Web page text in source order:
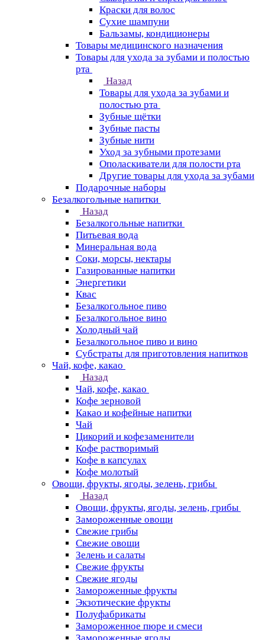
Краски для волос
Сухие шампуни
Бальзамы, кондиционеры
Товары медицинского назначения
Товары для ухода за зубами и полостью
рта
Назад
Товары для ухода за зубами и
полостью рта
Зубные щётки
Зубные пасты
Зубные нити
Уход за зубными протезами
Ополаскиватели для полости рта
Другие товары для ухода за зубами
Подарочные наборы
Безалкогольные напитки
Назад
Безалкогольные напитки
Питьевая вода
Минеральная вода
Соки, морсы, нектары
Газированные напитки
Энергетики
Квас
Безалкогольное пиво
Безалкогольное вино
Холодный чай
Безалкогольное пиво и вино
Субстраты для приготовления напитков
Чай, кофе, какао
Назад
Чай, кофе, какао
Кофе зерновой
Какао и кофейные напитки
Чай
Цикорий и кофезаменители
Кофе растворимый
Кофе в капсулах
Кофе молотый
Овощи, фрукты, ягоды, зелень, грибы
Назад
Овощи, фрукты, ягоды, зелень, грибы
Замороженные овощи
Свежие грибы
Свежие овощи
Зелень и салаты
Свежие фрукты
Свежие ягоды
Замороженные фрукты
Экзотические фрукты
Полуфабрикаты
Замороженное пюре и смеси